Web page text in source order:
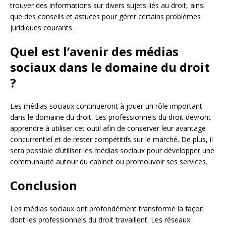
trouver des informations sur divers sujets liés au droit, ainsi
que des conseils et astuces pour gérer certains problèmes
juridiques courants.
Quel est l’avenir des médias
sociaux dans le domaine du droit
?
Les médias sociaux continueront à jouer un rôle important
dans le domaine du droit. Les professionnels du droit devront
apprendre à utiliser cet outil afin de conserver leur avantage
concurrentiel et de rester compétitifs sur le marché. De plus, il
sera possible d’utiliser les médias sociaux pour développer une
communauté autour du cabinet ou promouvoir ses services.
Conclusion
Les médias sociaux ont profondément transformé la façon
dont les professionnels du droit travaillent. Les réseaux